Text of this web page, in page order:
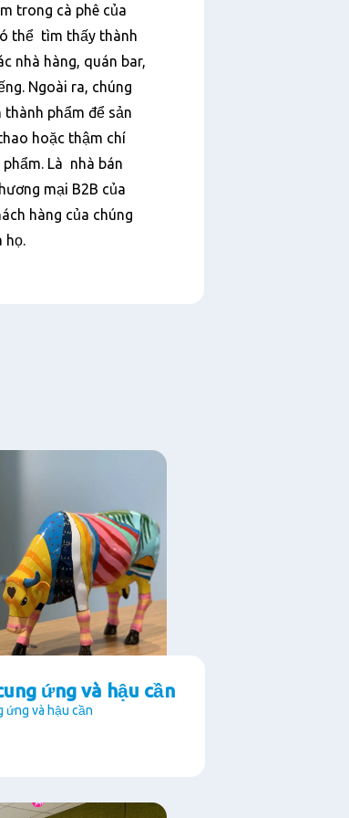
trong cà phê của
thể tìm thấy thành
nhà hàng, quán bar,
Ngoài ra, chúng
phẩm để sản
hoặc thậm chí
Là nhà bán
mại B2B của
hàng của chúng
họ.
ứng và hậu cần
ứng và hậu cần